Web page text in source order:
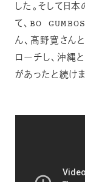
した。そして日
て、BO
ん、高野寛さん
ローチし、沖縄
があったと続けま